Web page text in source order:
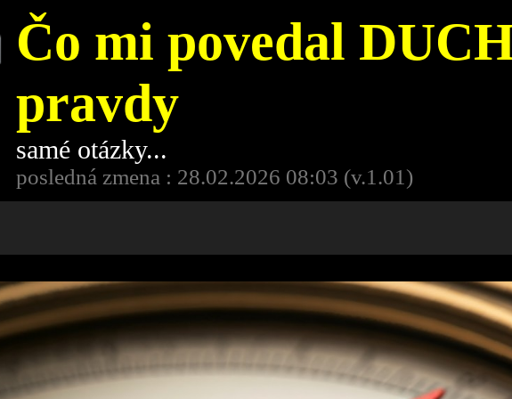
Čo mi povedal
pravdy
samé otázky...
posledná zmena : 28.02.2026 08:03 (v.1.01)